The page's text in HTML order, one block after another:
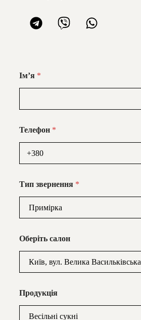
Імʼя *
Телефон *
Тип звернення *
Оберіть салон
Продукція